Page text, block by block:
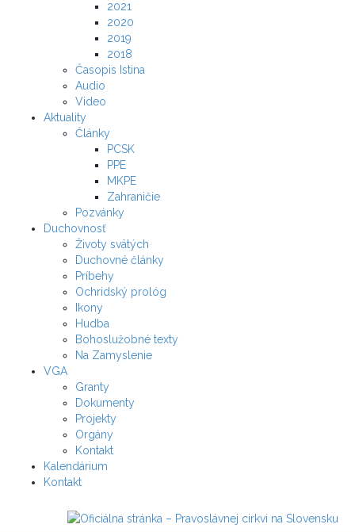
2021
2020
2019
2018
Časopis Istina
Audio
Video
Aktuality
Články
PCSK
PPE
MKPE
Zahraničie
Pozvánky
Duchovnosť
Životy svätých
Duchovné články
Príbehy
Ochridský prológ
Ikony
Hudba
Bohoslužobné texty
Na Zamyslenie
VGA
Granty
Dokumenty
Projekty
Orgány
Kontakt
Kalendárium
Kontakt